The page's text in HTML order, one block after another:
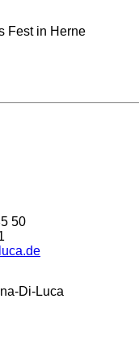
Fest in Herne
50
Di-Luca